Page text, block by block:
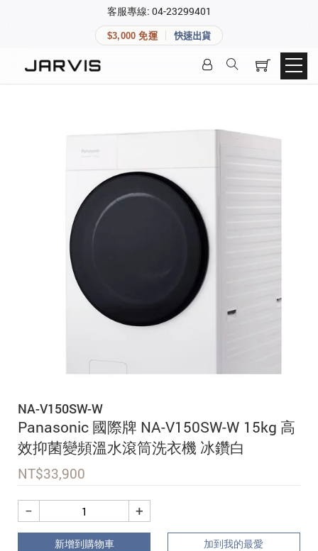
客服專線: 04-23299401
$3,000 免運 快速出貨
NA-V150SW-W
Panasonic 國際牌 NA-V150SW-W 15kg 高
效抑菌變頻溫水滾筒洗衣機 冰鑽白
NT$33,900
+
−
新增到購物車 加到我的最愛
快速連結
Matter 智慧家庭
精品家電
登入後可查看訂單、會員資料與收藏清單。
加入 JARVIS VIP